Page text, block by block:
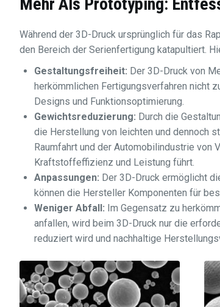
Während der 3D-Druck ursprünglich für das
den Bereich der Serienfertigung katapultiert.
Gestaltungsfreiheit: Der 3D-Druck von
herkömmlichen Fertigungsverfahren nicht
Designs und Funktionsoptimierung.
Gewichtsreduzierung: Durch die
die Herstellung von leichten und dennoch
Raumfahrt und der Automobilindustrie von
Kraftstoffeffizienz und Leistung führt.
Anpassungen: Der 3D-Druck ermöglicht
können die Hersteller Komponenten für
Weniger Abfall: Im Gegensatz zu
anfallen, wird beim 3D-Druck nur die
reduziert wird und nachhaltige